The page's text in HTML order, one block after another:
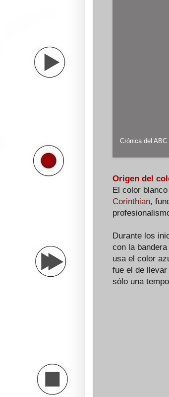
Crónica del
Origen del
El color
Corinthian,
Durante los
con la
usa el color
fue el de llevar
sólo una